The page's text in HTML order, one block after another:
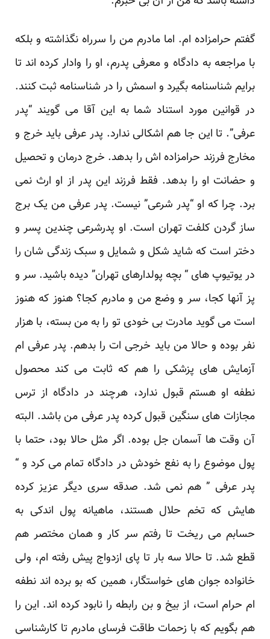
گفتم حرامزاده ام. اما مادرم من را سرراه نگذاشته و بلکه
با مراجعه به دادگاه و معرفی پدرم، او را وادار کرده اند تا
برایم شناسنامه بگیرد و اسمش را در شناسنامه ثبت کنند.
در قوانین مورد استناد شما به این آقا می گویند “پدر
عرفی”. تا این جا هم اشکالی ندارد. پدر عرفی باید خرج و
مخارج فرزند حرامزاده اش را بدهد. خرج درمان و تحصیل
و حضانت او را بدهد. فقط فرزند این پدر از او ارث نمی
برد. چرا که او “پدر شرعی” نیست. پدر عرفی من یک برج
ساز گردن کلفت تهران است. او پدرشرعی چندین پسر و
دختر است که شاید شکل و شمایل و سبک زندگی شان را
در یوتیوپ های “ بچه پولدارهای تهران” دیده باشید. سر و
پز آنها کجا، سر و وضع من و مادرم کجا؟ هنوز که هنوز
است می گوید مادرت بی خودی تو را به من بسته، با هزار
نفر بوده و حالا من باید خرجی ات را بدهم. پدر عرفی ام
آزمایش های پزشکی را هم که ثابت می کند محصول
نطفه او هستم قبول ندارد، هرچند در دادگاه از ترس
مجازات های سنگین قبول کرده پدر عرفی من باشد. البته
آن وقت ها آسمان جل بوده. اگر مثل حالا بود، حتما با
پول موضوع را به نفع خودش در دادگاه تمام می کرد و “
پدر عرفی ” هم نمی شد. صدقه سری دیگر عزیز کرده
هایش که تخم حلال هستند، ماهیانه پول اندکی به
حسابم می ریخت تا رفتم سر کار و همان مختصر هم
قطع شد. تا حالا سه بار تا پای ازدواج پیش رفته ام، ولی
خانواده جوان های خواستگار، همین که بو برده اند نطفه
ام حرام است، از بیخ و بن رابطه را نابود کرده اند. این را
هم بگویم که با زحمات طاقت فرسای مادرم تا کارشناسی